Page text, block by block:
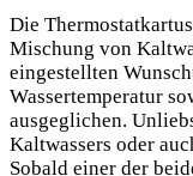
Die
Mischung von
eingestellten
Wassertemperatur
ausgeglichen.
Kaltwassers oder
Sobald einer der